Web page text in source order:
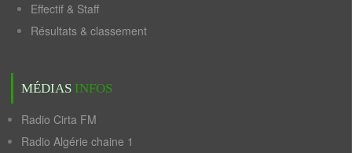
Effectif & Staff
Résultats & classement
MÉDIAS INFOS
Radio Cirta FM
Radio Algérie chaine 1